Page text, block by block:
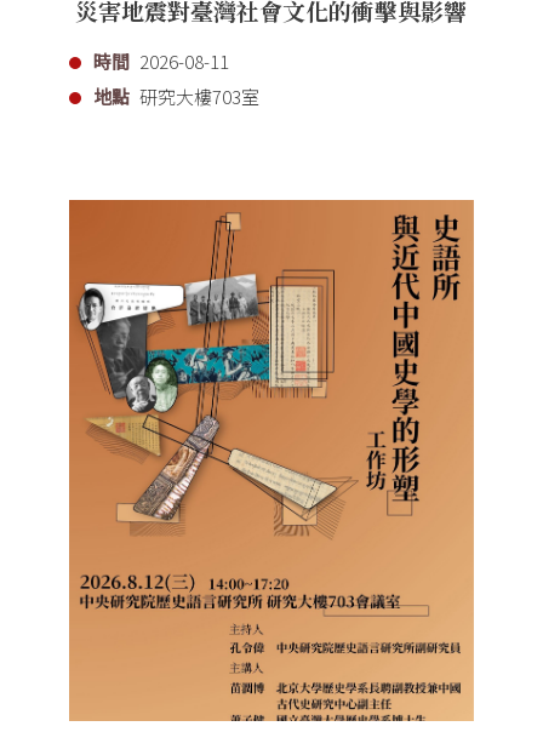
災害地震對臺灣社會文化的衝擊與影響
時間 2026-08-11
地點 研究大樓703室